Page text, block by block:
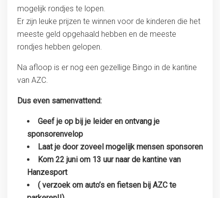
mogelijk rondjes te lopen.
Er zijn leuke prijzen te winnen voor de kinderen die het
meeste geld opgehaald hebben en de meeste
rondjes hebben gelopen.
Na afloop is er nog een gezellige Bingo in de kantine
van AZC.
Dus even samenvattend:
Geef je op bij je leider en ontvang je
sponsorenvelop
Laat je door zoveel mogelijk mensen sponsoren
Kom 22 juni om 13 uur naar de kantine van
Hanzesport
( verzoek om auto’s en fietsen bij AZC te